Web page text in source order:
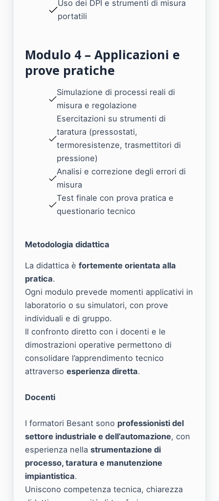
Uso dei DPI e strumenti di misura
portatili
Modulo 4 – Applicazioni e
prove pratiche
Simulazione di processi reali di
misura e regolazione
Esercitazioni su strumenti di
taratura (pressostati,
termoresistenze, trasmettitori di
pressione)
Analisi e correzione degli errori di
misura
Test finale con prova pratica e
questionario tecnico
Metodologia didattica
La didattica è fortemente orientata alla
pratica.
Ogni modulo prevede momenti applicativi in
laboratorio o su simulatori, con prove
individuali e di gruppo.
Il confronto diretto con i docenti e le
dimostrazioni operative permettono di
consolidare l’apprendimento tecnico
attraverso esperienza diretta.
Docenti
I formatori Besant sono professionisti del
settore industriale e dell’automazione, con
esperienza nella strumentazione di
processo, taratura e manutenzione
impiantistica.
Uniscono competenza tecnica, chiarezza